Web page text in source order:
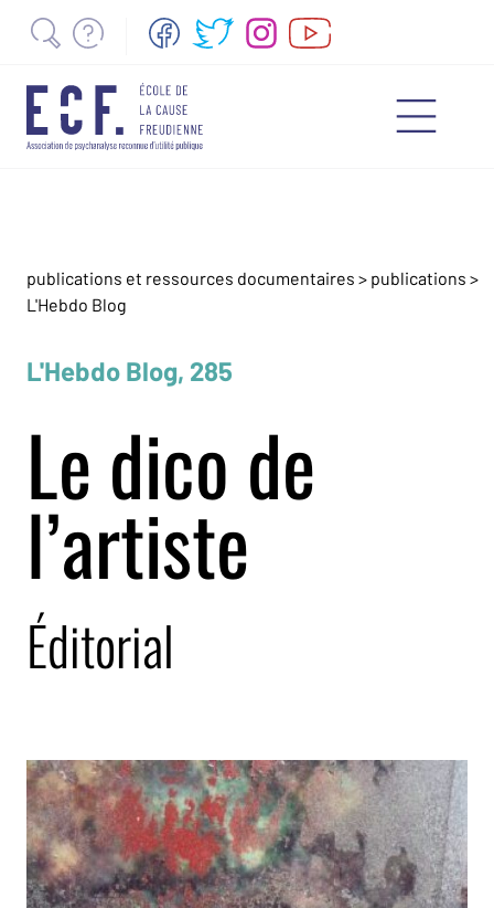
publications et ressources documentaires > publications >
L'Hebdo Blog
L'Hebdo Blog, 285
Le dico de
l’artiste
Éditorial